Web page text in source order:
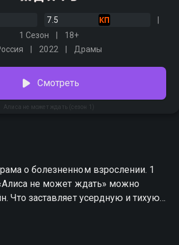
7.5
1 Сезон
18+
2022 Драмы
Алиса не может ждать (сезон 1)
Смотреть
о болезненном взрослении. 1
не может ждать» можно
Что заставляет усердную и тихую
интерес к учебе и
взрослые упрекают героиню,